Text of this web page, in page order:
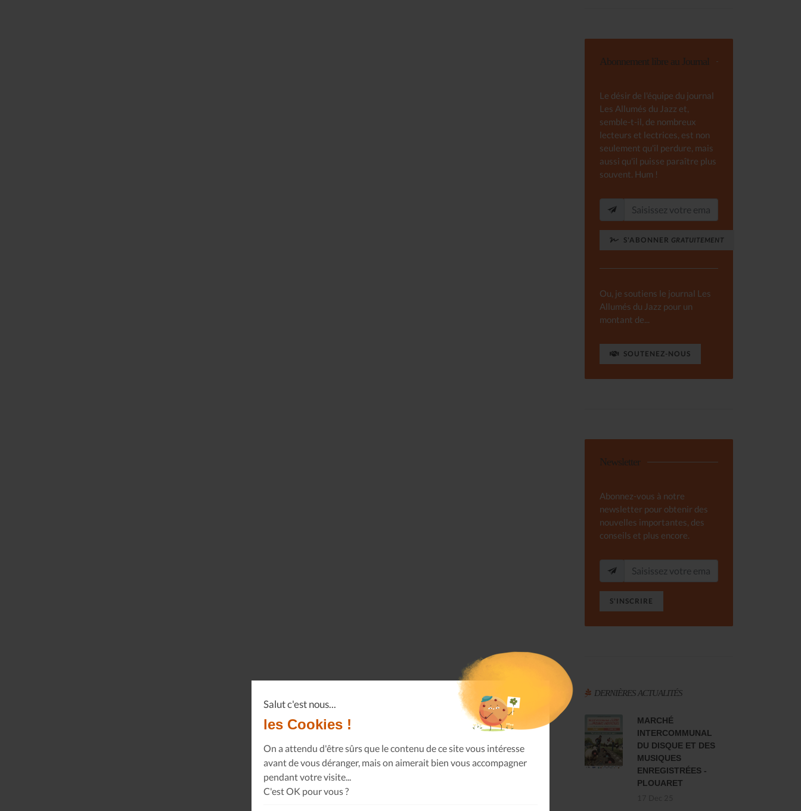
Salut c'est nous...
les Cookies !
On a attendu d'être sûrs que le contenu de ce site vous intéresse
avant de vous déranger, mais on aimerait bien vous accompagner
pendant votre visite...
C'est OK pour vous ?
Abonnement libre au Journal
Le désir de l'équipe du journal
Les Allumés du Jazz et,
semble-t-il, de nombreux
lecteurs et lectrices, est non
seulement qu'il perdure, mais
aussi qu'il puisse paraître plus
souvent. Hum !
S'ABONNER GRATUITEMENT
Ou, je soutiens le journal Les
Allumés du Jazz pour un
montant de...
SOUTENEZ-NOUS
Newsletter
Abonnez-vous à notre
newsletter pour obtenir des
nouvelles importantes, des
conseils et plus encore.
S'INSCRIRE
DERNIÈRES ACTUALITÉS
MARCHÉ
INTERCOMMUNAL
DU DISQUE ET DES
MUSIQUES
ENREGISTRÉES -
PLOUARET